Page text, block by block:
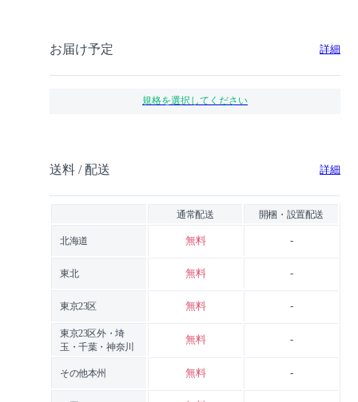
お届け予定 詳細
規格を選択してください
送料 / 配送 詳細
通常配送 開梱・設置配送
北海道 無料 -
東北 無料 -
東京23区 無料 -
東京23区外・埼
玉・千葉・神奈川
無料 -
その他本州 無料 -